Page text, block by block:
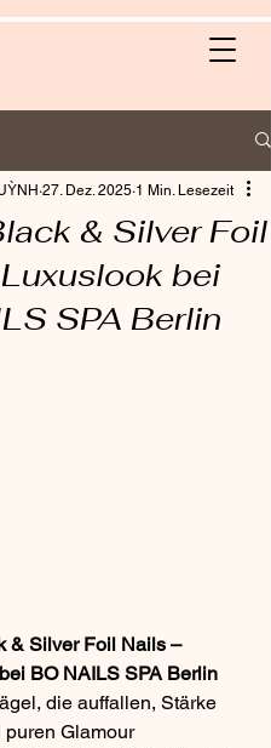
& Silver Foil
bei
SPA Berlin
27. Dez. 2025 1 Min. Lesezeit
& Silver Foil Nails –
BO NAILS SPA Berlin
die auffallen, Stärke
puren Glamour